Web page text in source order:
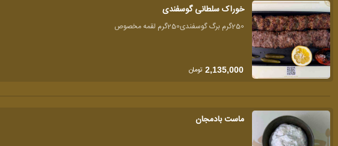
خوراک سلطانی گوسفندی
250گرم برگ گوسفندی250گرم لقمه مخصوص
2,135,000 تومان
ماست بادمجان